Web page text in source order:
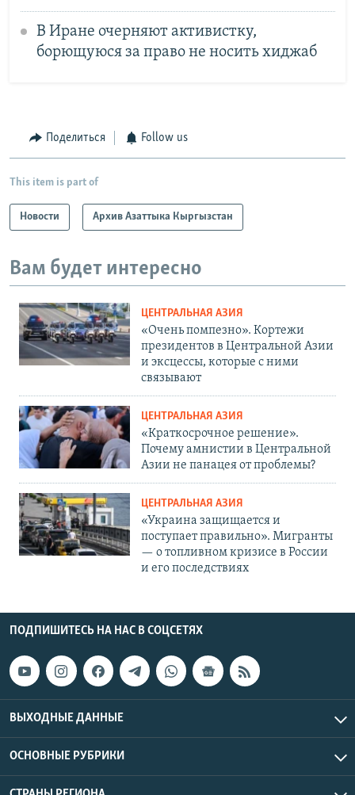
В Иране очерняют активистку,
борющуюся за право не носить хиджаб
Поделиться Follow us
This item is part of
Новости Архив Азаттыка Кыргызстан
Вам будет интересно
ЦЕНТРАЛЬНАЯ АЗИЯ
«Очень помпезно». Кортежи
президентов в Центральной Азии
и эксцессы, которые с ними
связывают
ЦЕНТРАЛЬНАЯ АЗИЯ
«Краткосрочное решение».
Почему амнистии в Центральной
Азии не панацея от проблемы?
ЦЕНТРАЛЬНАЯ АЗИЯ
«Украина защищается и
поступает правильно». Мигранты
— о топливном кризисе в России
и его последствиях
ПОДПИШИТЕСЬ НА НАС В СОЦСЕТЯХ
ВЫХОДНЫЕ ДАННЫЕ
ОСНОВНЫЕ РУБРИКИ